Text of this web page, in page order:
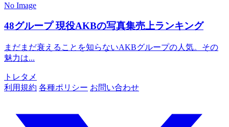
No Image
48グループ現役AKBの写真集売上ランキング
まだまだ衰えることを知らないAKBグループの人気。その
魅力は...
トレタメ
利用規約 各種ポリシー お問い合わせ